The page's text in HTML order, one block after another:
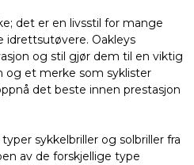
det er en livsstil for mange
idrettsutøvere. Oakleys
og stil gjør dem til en viktig
og et merke som syklister
det beste innen prestasjon
sykkelbriller og solbriller fra
av de forskjellige type